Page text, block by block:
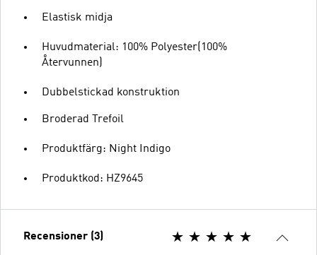
Elastisk midja
Huvudmaterial: 100% Polyester(100%
Återvunnen)
Dubbelstickad konstruktion
Broderad Trefoil
Produktfärg: Night Indigo
Produktkod: HZ9645
Recensioner (3)